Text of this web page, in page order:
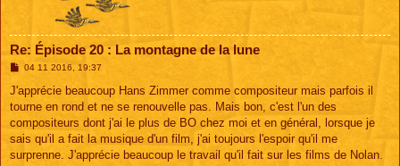
Re: Épisode 20 : La montagne de la lune
M
s
a
g
04 11 2016, 19:37
J'apprécie beaucoup Hans Zimmer comme compositeur mais parfois il
tourne en rond et ne se renouvelle pas. Mais bon, c'est l'un des
compositeurs dont j'ai le plus de BO chez moi et en général, lorsque je
sais qu'il a fait la musique d'un film, j'ai toujours l'espoir qu'il me
surprenne. J'apprécie beaucoup le travail qu'il fait sur les films de Nolan.